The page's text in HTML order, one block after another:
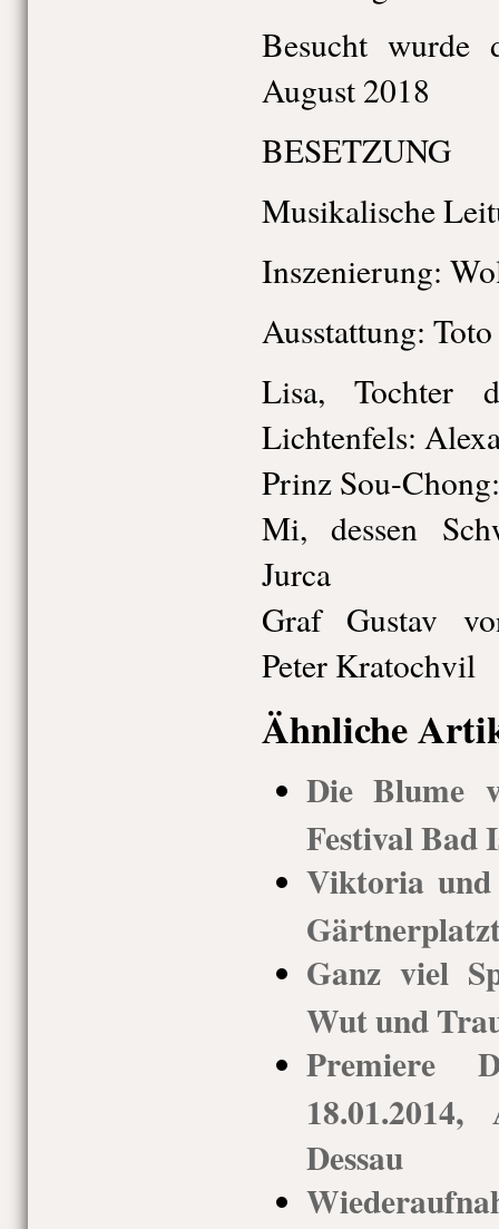
Besucht wurde
August 2018
BESETZUNG
Musikalische
Inszenierung:
Ausstattung: Toto
Lisa, Tochter
Lichtenfels:
Prinz Sou-
Mi, dessen
Jurca
Graf Gustav
Peter Kratochvil
Ähnliche
Die Blume
Festival Bad
Viktoria und
Ganz viel
Wut und
Premiere
18.01.2014,
Dessau